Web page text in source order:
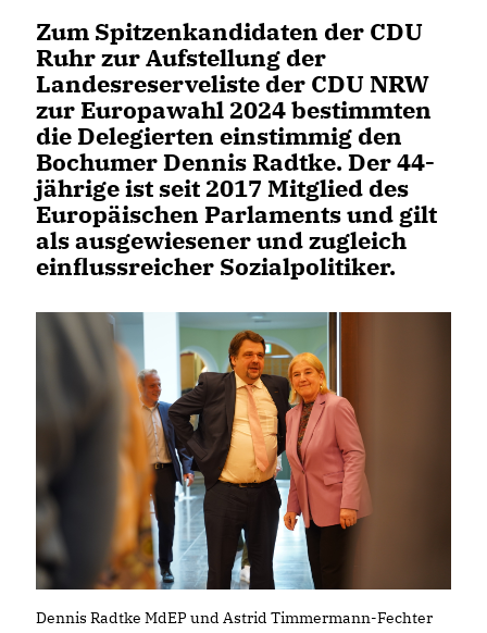
Zum Spitzenkandidaten der CDU
Ruhr zur Aufstellung der
Landesreserveliste der CDU NRW
zur Europawahl 2024 bestimmten
die Delegierten einstimmig den
Bochumer Dennis Radtke. Der 44-
jährige ist seit 2017 Mitglied des
Europäischen Parlaments und gilt
als ausgewiesener und zugleich
einflussreicher Sozialpolitiker.
Dennis Radtke MdEP und Astrid Timmermann-Fechter